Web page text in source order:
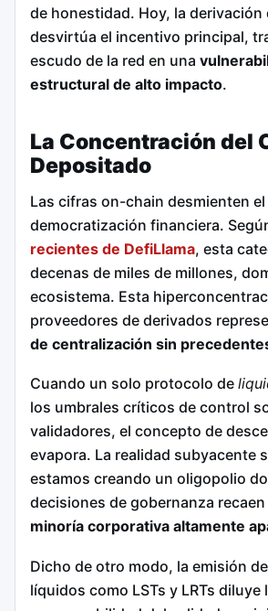
de honestidad. Hoy, la derivación
desvirtúa el incentivo principal,
escudo de la red en una
estructural de alto impacto.
La Concentración del
Depositado
Las cifras on-chain desmienten
democratización financiera.
recientes de DefiLlama, esta
decenas de miles de millones,
ecosistema. Esta
proveedores de derivados
de centralización sin
Cuando un solo protocolo de
los umbrales críticos de control
validadores, el concepto de
evapora. La realidad subyacente
estamos creando un oligopolio
decisiones de gobernanza
minoría corporativa altamente
Dicho de otro modo, la emisión
líquidos como LSTs y LRTs diluye